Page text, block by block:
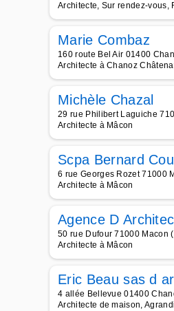
Architecte, Sur rendez-vous,
Marie Combaz
160 route Bel Air 01400
Architecte à Chanoz
Michèle Chazal
29 rue Philibert Laguiche
Architecte à Mâcon
Scpa Bernard
6 rue Georges Rozet 71000
Architecte à Mâcon
Agence D
50 rue Dufour 71000 Macon
Architecte à Mâcon
Eric Beau sas d
4 allée Bellevue 01400
Architecte de maison,